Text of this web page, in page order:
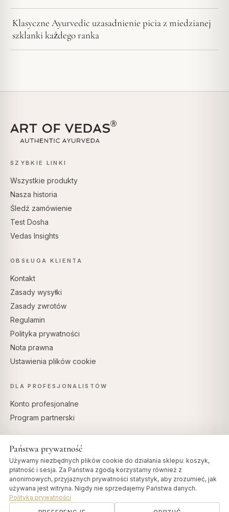
Klasyczne Ayurvedic uzasadnienie picia z miedzianej
szklanki każdego ranka
SZYBKIE LINKI
Wszystkie produkty
Nasza historia
Śledź zamówienie
Test Dosha
Vedas Insights
OBSŁUGA KLIENTA
Kontakt
Zasady wysyłki
Zasady zwrotów
Regulamin
Polityka prywatności
Nota prawna
Ustawienia plików cookie
DLA PROFESJONALISTÓW
Konto profesjonalne
Program partnerski
BEZPIECZNE PŁATNOŚCI
Państwa prywatność
Używamy niezbędnych plików cookie do działania sklepu: koszyk,
płatność i sesja. Za Państwa zgodą korzystamy również z
anonimowych, przyjaznych prywatności statystyk, aby zrozumieć, jak
używana jest witryna. Nigdy nie sprzedajemy Państwa danych.
Polityka prywatności